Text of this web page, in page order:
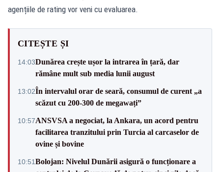
agențiile de rating vor veni cu evaluarea.
CITEȘTE ȘI
14:03Dunărea crește ușor la intrarea în țară, dar
rămâne mult sub media lunii august
13:02În intervalul orar de seară, consumul de curent „a
scăzut cu 200-300 de megawați”
10:57ANSVSA a negociat, la Ankara, un acord pentru
facilitarea tranzitului prin Turcia al carcaselor de
ovine și bovine
10:51Bolojan: Nivelul Dunării asigură o funcționare a